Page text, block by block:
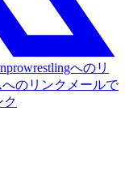
へのリ
のリンク メールで
ク